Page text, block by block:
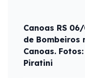
Canoas RS
de Bombeiros
Canoas.
Piratini